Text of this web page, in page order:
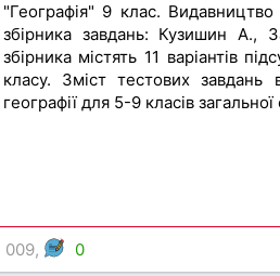
"Географія" 9 клас.
збірника завдань: Кузишин А.,
збірника містять 11 варіантів
класу. Зміст тестових завдань
географії для 5-9 класів
009, 0